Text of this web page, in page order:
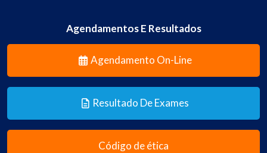
Agendamentos E Resultados
Agendamento On-Line
Resultado De Exames
Código de ética